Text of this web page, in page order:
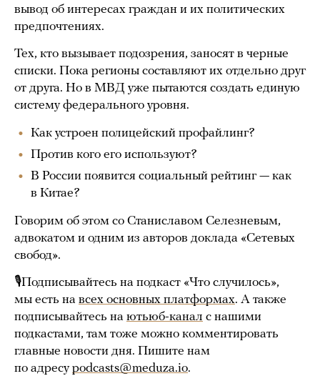
вывод об интересах граждан и их политических
предпочтениях.
Тех, кто вызывает подозрения, заносят в черные
списки. Пока регионы составляют их отдельно друг
от друга. Но в МВД уже пытаются создать единую
систему федерального уровня.
Как устроен полицейский профайлинг?
Против кого его используют?
В России появится социальный рейтинг — как
в Китае?
Говорим об этом со Станиславом Селезневым,
адвокатом и одним из авторов доклада «Сетевых
свобод».
🎙Подписывайтесь на подкаст «Что случилось»,
мы есть на всех основных платформах. А также
подписывайтесь на ютьюб-канал с нашими
подкастами, там тоже можно комментировать
главные новости дня. Пишите нам
по адресуpodcasts@meduza.io.